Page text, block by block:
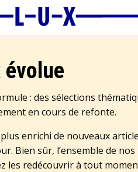
évolue
: des sélections
en cours de refonte.
enrichi de nouveaux
Bien sûr, l’ensemble de
les redécouvrir à tout